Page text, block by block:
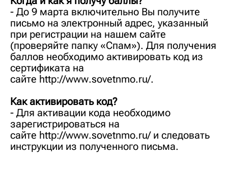
- До 9 марта включительно Вы получите
письмо на электронный адрес, указанный
при регистрации на нашем сайте
(проверяйте папку «Спам»). Для получения
баллов необходимо активировать код из
сертификата на
сайте http://www.sovetnmo.ru/.
Как активировать код?
- Для активации кода необходимо
зарегистрироваться на
сайте http://www.sovetnmo.ru/и следовать
инструкции из полученного письма.